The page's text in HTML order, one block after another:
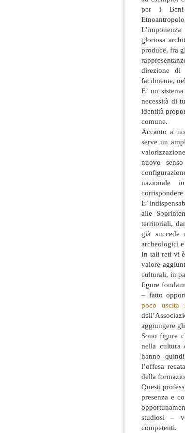
per i Beni
gloriosa
produce, fra
direzione di
facilmente,
E’ un
necessità di
identità
comune.
Accanto a
serve un
nuovo
nazionale
E’
alle
territoriali,
già
archeologici
In tali reti vi
valore
culturali, in
figure
– fatto
poco uscita
aggiungere
Sono figure
nella cultura
hanno
l’offesa
della
Questi
presenza e
studiosi –
competenti.